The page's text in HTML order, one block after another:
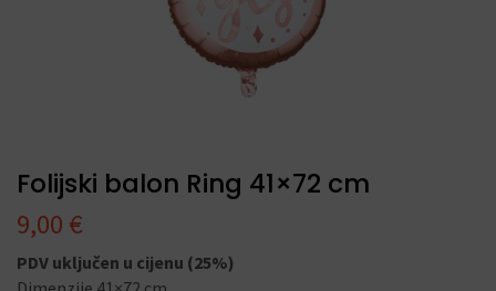
Folijski balon Ring 41×72 cm
9,00 €
PDV uključen u cijenu (25%)